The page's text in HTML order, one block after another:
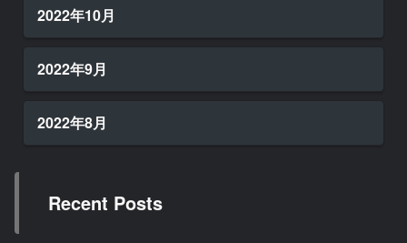
2022年10月
2022年9月
2022年8月
Recent Posts